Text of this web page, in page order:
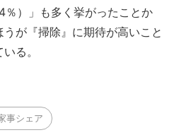
％）」も多く挙がったことか
が『掃除』に期待が高いこと
る。
事シェア